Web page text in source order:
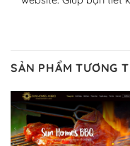
Với mọi Hosting bất
Và bạn có toàn
trang web WordPress
Dễ dàng lựa chọn
SẢN PHẨM TƯƠNG